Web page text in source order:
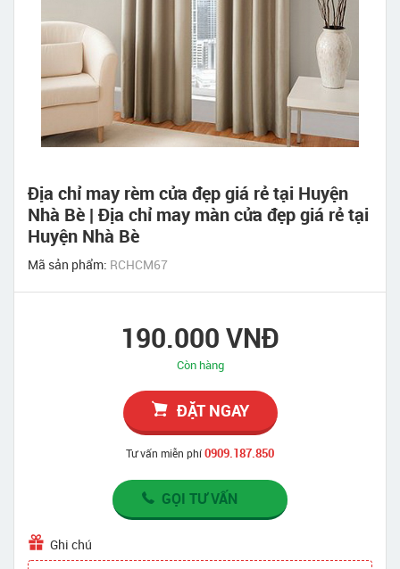
Địa chỉ may rèm cửa đẹp giá rẻ tại Huyện
Nhà Bè | Địa chỉ may màn cửa đẹp giá rẻ tại
Huyện Nhà Bè
Mã sản phẩm: RCHCM67
190.000 VNĐ
Còn hàng
ĐẶT NGAY
Tư vấn miễn phí0909.187.850
GỌI TƯ VẤN
Ghi chú